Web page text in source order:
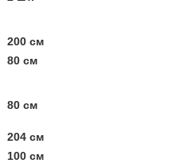
200 см
80 см
80 см
204 см
100 см